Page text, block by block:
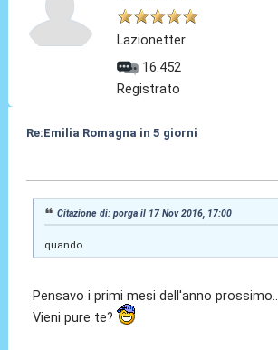
Lazionetter
16.452
Registrato
Re:Emilia Romagna in 5 giorni
Citazione di: porga il 17 Nov 2016, 17:00
quando
Pensavo i primi mesi dell'anno prossimo..
Vieni pure te?